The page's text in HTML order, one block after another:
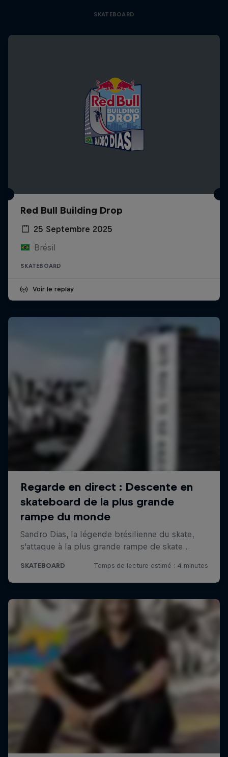
SKATEBOARD
Red Bull Building Drop
25 Septembre 2025
Brésil
SKATEBOARD
Voir le replay